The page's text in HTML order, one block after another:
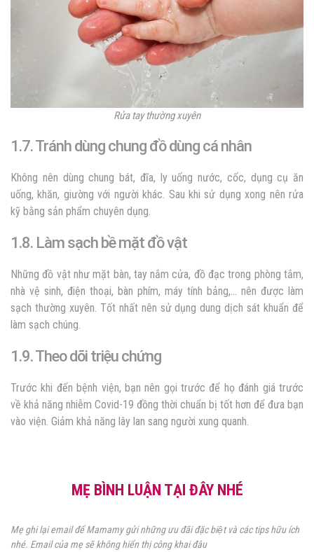
Rửa tay thường xuyên
1.7. Tránh dùng chung đồ dùng cá nhân
Không nên dùng chung bát, đĩa, ly uống nước, cốc, dụng cụ ăn
uống, khăn, giường với người khác. Sau khi sử dụng xong nên rửa
kỹ bằng sản phẩm chuyên dụng.
1.8. Làm sạch bề mặt đồ vật
Những đồ vật như mặt bàn, tay nắm cửa, đồ đạc trong phòng tắm,
nhà vệ sinh, điện thoại, bàn phím, máy tính bảng,… nên được làm
sạch thường xuyên. Tốt nhất nên sử dụng dung dịch sát khuẩn để
làm sạch chúng.
1.9. Theo dõi triệu chứng
Trước khi đến bệnh viện, bạn nên gọi trước để họ đánh giá trước
về khả năng nhiễm Covid-19 đồng thời chuẩn bị tốt hơn để đưa bạn
vào viện. Giảm khả năng lây lan sang người xung quanh.
MẸ BÌNH LUẬN TẠI ĐÂY NHÉ
Mẹ ghi lại email để Mamamy gửi những ưu đãi đặc biệt và các tips hữu ích
nhé. Email của mẹ sẽ không hiển thị công khai đâu